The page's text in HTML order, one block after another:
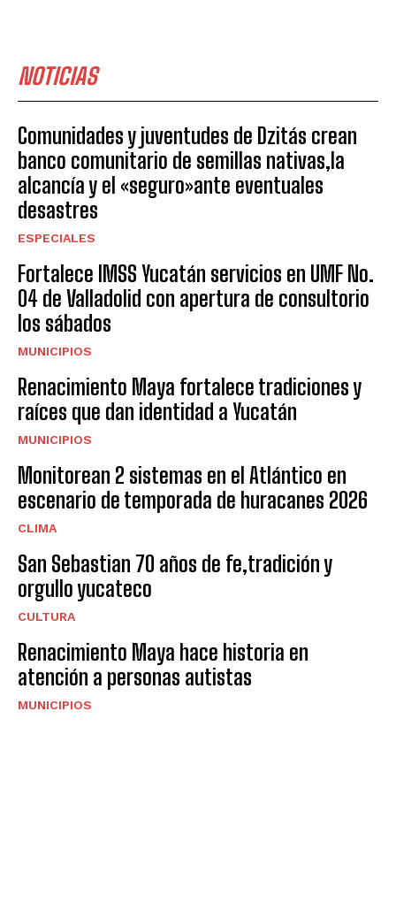
NOTICIAS
Comunidades y juventudes de Dzitás crean
banco comunitario de semillas nativas,la
alcancía y el «seguro»ante eventuales
desastres
ESPECIALES
Fortalece IMSS Yucatán servicios en UMF No.
04 de Valladolid con apertura de consultorio
los sábados
MUNICIPIOS
Renacimiento Maya fortalece tradiciones y
raíces que dan identidad a Yucatán
MUNICIPIOS
Monitorean 2 sistemas en el Atlántico en
escenario de temporada de huracanes 2026
CLIMA
San Sebastian 70 años de fe,tradición y
orgullo yucateco
CULTURA
Renacimiento Maya hace historia en
atención a personas autistas
MUNICIPIOS